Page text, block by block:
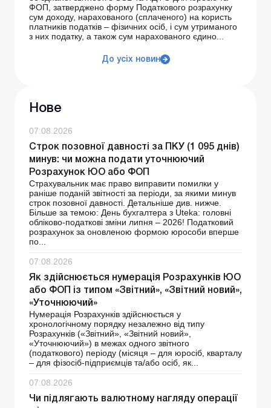
ФОП, затверджено форму Податкового розрахунку
сум доходу, нарахованого (сплаченого) на користь
платників податків – фізичних осіб, і сум утриманого
з них податку, а також сум нарахованого єдино...
До усіх новин
Нове
07.08.2026
Строк позовної давності за ПКУ (1 095 днів)
минув: чи можна подати уточнюючий
Розрахунок ЮО або ФОП
Страхувальник має право виправити помилки у
раніше поданій звітності за періоди, за якими минув
строк позовної давності. Детальніше див. нижче.
Більше за темою: День бухгалтера з Uteka: головні
обліково-податкові зміни липня – 2026! Податковий
розрахунок за оновленою формою юрособи вперше
по...
07.08.2026
Як здійснюється нумерація Розрахунків ЮО
або ФОП із типом «Звітний», «Звітний новий»,
«Уточнюючий»
Нумерація Розрахунків здійснюється у
хронологічному порядку незалежно від типу
Розрахунків («Звітний», «Звітний новий»,
«Уточнюючий») в межах одного звітного
(податкового) періоду (місяця – для юросіб, кварталу
– для фізосіб-підприємців та/або осіб, як...
07.08.2026
Чи підлягають валютному нагляду операції